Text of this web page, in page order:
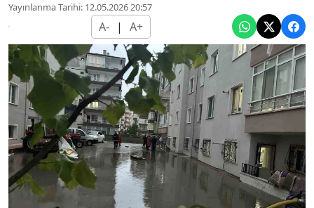
Yayınlanma Tarihi: 12.05.2026 20:57
A- | A+